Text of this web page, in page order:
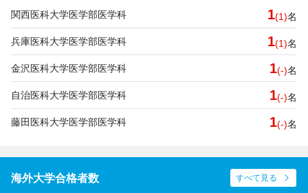
関西医科大学医学部医学科 1(1)名
兵庫医科大学医学部医学科 1(1)名
金沢医科大学医学部医学科 1(-)名
自治医科大学医学部医学科 1(-)名
藤田医科大学医学部医学科 1(-)名
海外大学合格者数 すべて見る